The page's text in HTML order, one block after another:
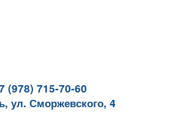
(978) 715-70-60
ул. Сморжевского, 4